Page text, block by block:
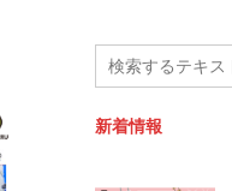
新着情報